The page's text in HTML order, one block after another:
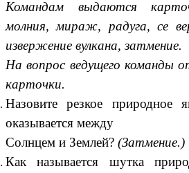
Командам выдаются
молния, мираж, радуга, се
извержение вулкана, затмение.
На вопрос ведущего команды
карточки.
Назовите резкое природное
оказывается между
Солнцем и Землей? (Затмение.)
Как называется шутка